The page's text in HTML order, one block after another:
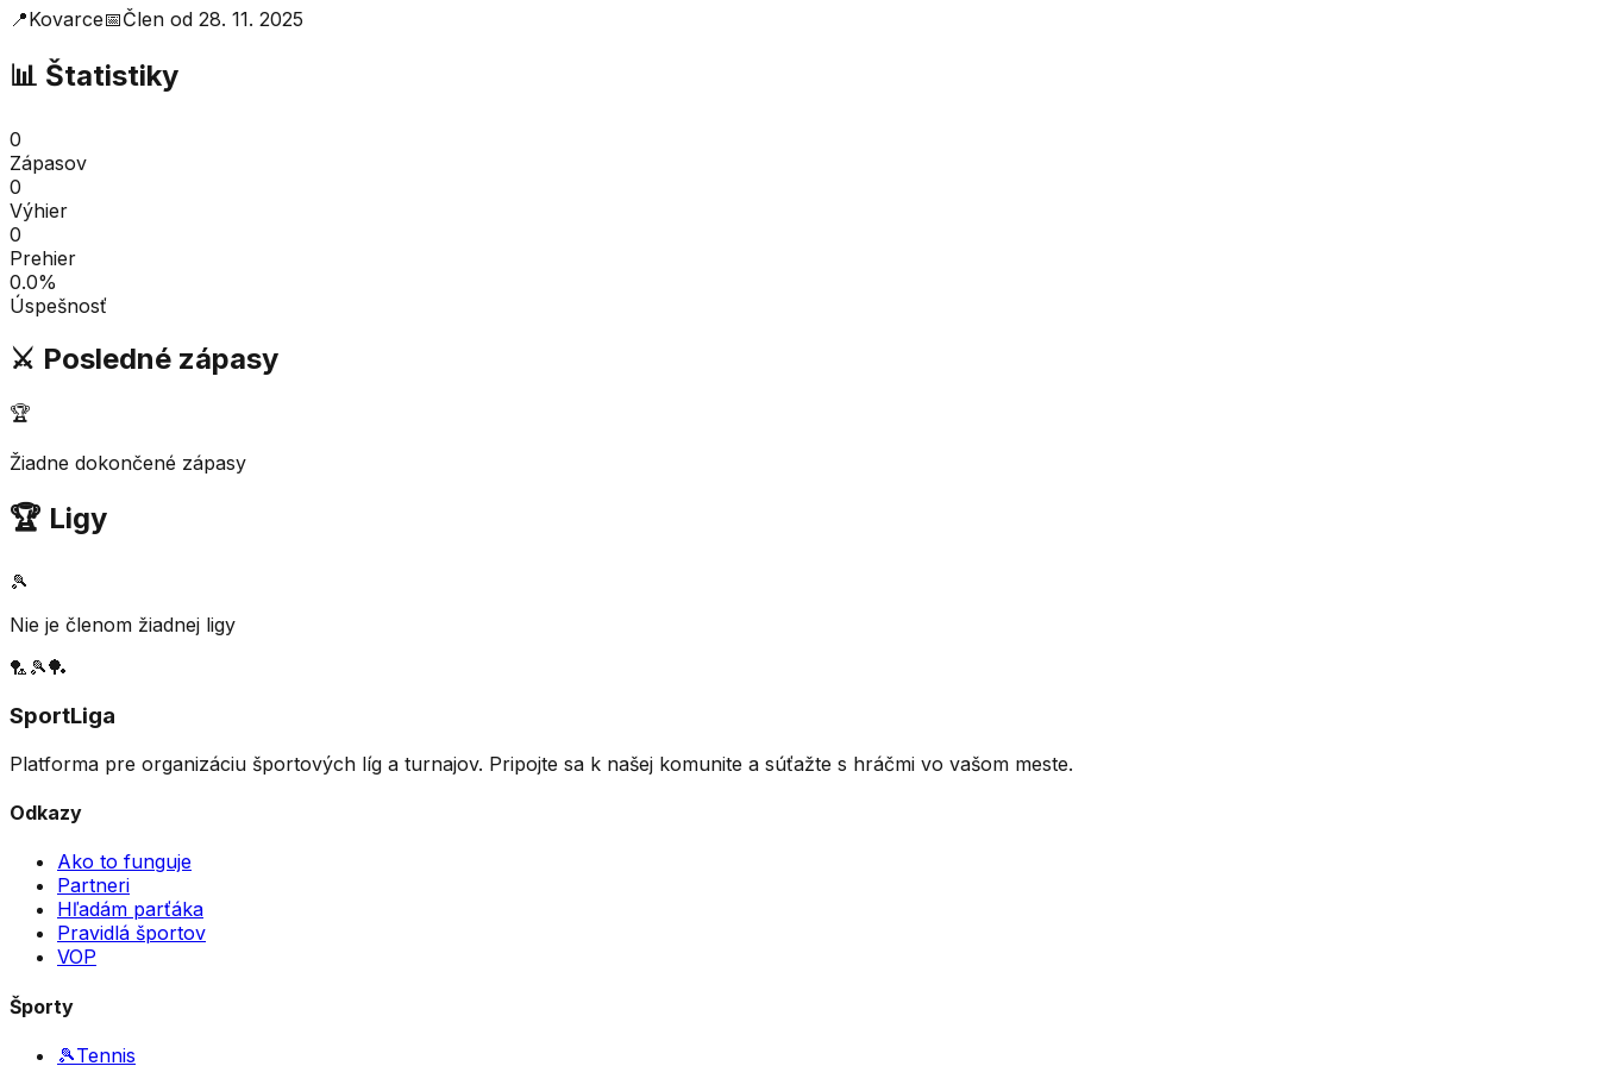
📍Kovarce📅Člen od 28. 11. 2025
📊 Štatistiky
0
Zápasov
0
Výhier
0
Prehier
0.0%
Úspešnosť
⚔️ Posledné zápasy
🏆
Žiadne dokončené zápasy
🏆 Ligy
🎾
Nie je členom žiadnej ligy
🏸 🎾🏓
SportLiga
Platforma pre organizáciu športových líg a turnajov. Pripojte sa k našej komunite a súťažte s hráčmi vo vašom meste.
Odkazy
Ako to funguje
Partneri
Hľadám parťáka
Pravidlá športov
VOP
Športy
🎾Tennis